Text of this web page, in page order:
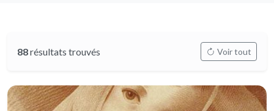
88résultats trouvés Voir tout